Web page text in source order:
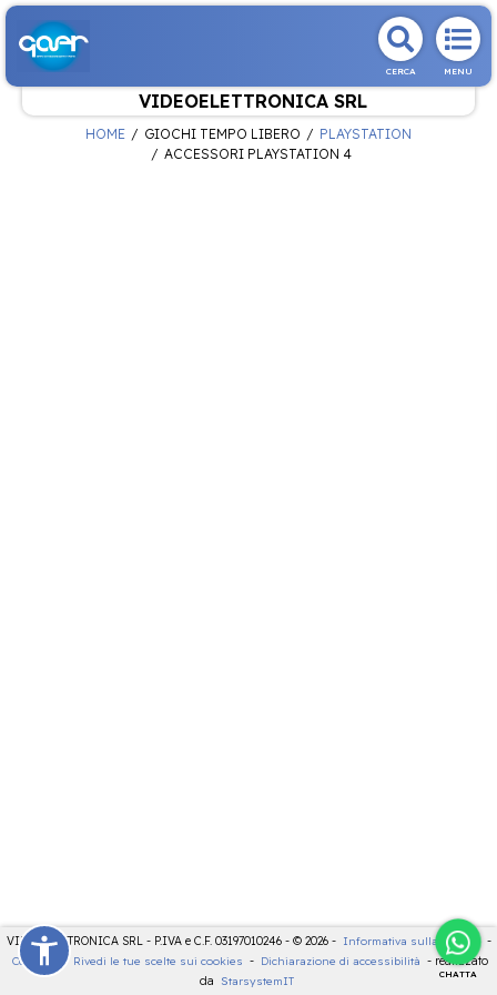
CERCA MENU
VIDEOELETTRONICA SRL
CHATTA
HOME GIOCHI TEMPO LIBERO
PLAYSTATION
ACCESSORI PLAYSTATION 4
VIDEOELETTRONICA SRL - P.IVA e C.F. 03197010246 - © 2026 - Informativa sulla privacy -
Cookies
- Rivedi le tue scelte sui cookies - Dichiarazione di accessibilità - realizzato
da
StarsystemIT